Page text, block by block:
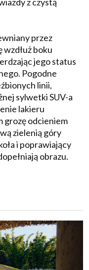
z czystą
przez
boku
jego status
Pogodne
linii,
sylwetki SUV-a
lakieru
grozę odcieniem
zielenią góry
i poprawiający
obrazu.